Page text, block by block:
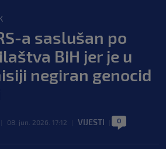
a saslušan po
BiH jer je u
negiran genocid
08. jun. 2026. 17:12 VIJESTI 0